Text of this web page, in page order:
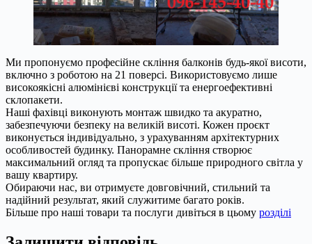
Ми пропонуємо професійне скління балконів будь-якої висоти,
включно з роботою на 21 поверсі. Використовуємо лише
високоякісні алюмінієві конструкції та енергоефективні
склопакети.
Наші фахівці виконують монтаж швидко та акуратно,
забезпечуючи безпеку на великій висоті. Кожен проєкт
виконується індивідуально, з урахуванням архітектурних
особливостей будинку. Панорамне скління створює
максимальний огляд та пропускає більше природного світла у
вашу квартиру.
Обираючи нас, ви отримуєте довговічний, стильний та
надійний результат, який служитиме багато років.
Більше про наші товари та послуги дивіться в цьому розділі